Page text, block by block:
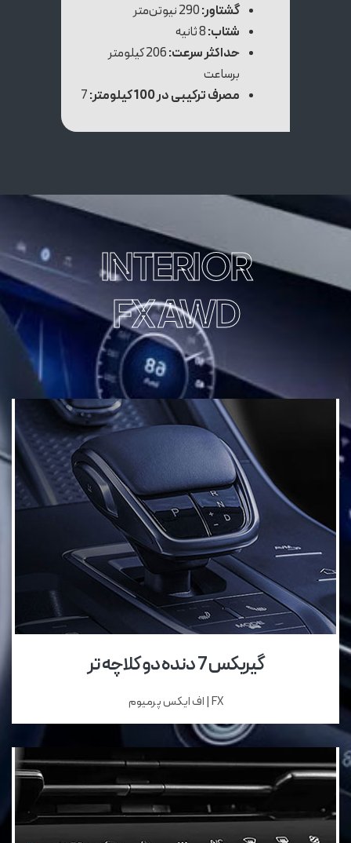
گشتاور:
شتاب:
حداکثر سرعت:
206 کیلومتر
برساعت
مصرف ترکیبی در 100 کیلومتر:
INTERIOR
FX AWD
گیربکس 7 دنده دو کلاچه تر
FX | اف ایکس پرمیوم